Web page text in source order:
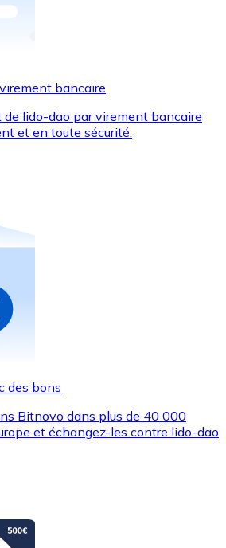
Visa et Mastercard pour acheter
cadeaux de vos marques
de cartes-cadeaux
bancaire
lido-dao par virement bancaire
et en toute sécurité.
des bons
Bitnovo dans plus de 40 000
et échangez-les contre lido-dao